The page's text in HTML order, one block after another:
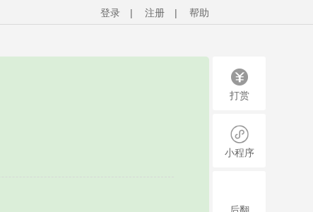
登录 | 注册 | 帮助
打赏
小程序